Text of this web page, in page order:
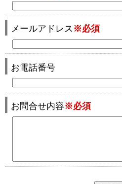
メールアドレス※必須
お電話番号
お問合せ内容※必須